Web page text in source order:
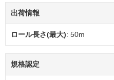
出荷情報
ロール長さ(最大): 50m
規格認定